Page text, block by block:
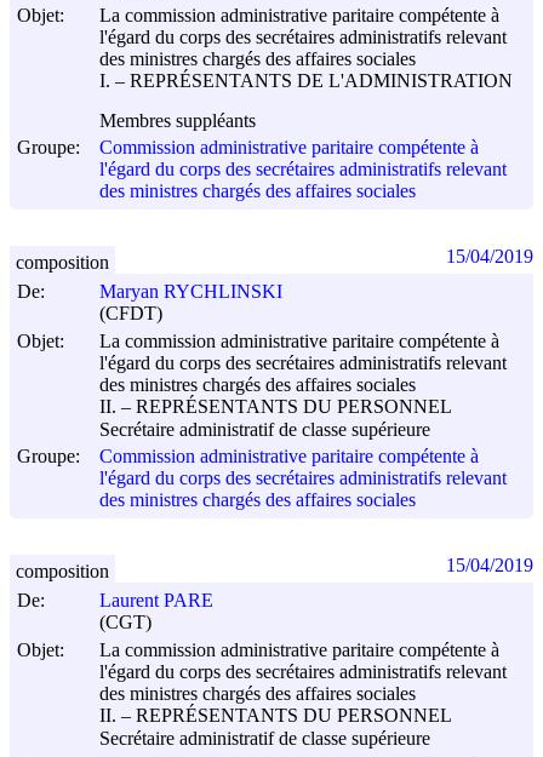
Objet:
La commission administrative paritaire compétente à
l'égard du corps des secrétaires administratifs relevant
des ministres chargés des affaires sociales
I. – REPRÉSENTANTS DE L'ADMINISTRATION
Membres suppléants
Groupe:
Commission administrative paritaire compétente à
l'égard du corps des secrétaires administratifs relevant
des ministres chargés des affaires sociales
De:
Maryan RYCHLINSKI
(CFDT)
Objet:
La commission administrative paritaire compétente à
l'égard du corps des secrétaires administratifs relevant
des ministres chargés des affaires sociales
II. – REPRÉSENTANTS DU PERSONNEL
Secrétaire administratif de classe supérieure
Groupe:
Commission administrative paritaire compétente à
l'égard du corps des secrétaires administratifs relevant
des ministres chargés des affaires sociales
composition 15/04/2019
De:
Laurent PARE
(CGT)
Objet:
La commission administrative paritaire compétente à
l'égard du corps des secrétaires administratifs relevant
des ministres chargés des affaires sociales
II. – REPRÉSENTANTS DU PERSONNEL
Secrétaire administratif de classe supérieure
composition 15/04/2019